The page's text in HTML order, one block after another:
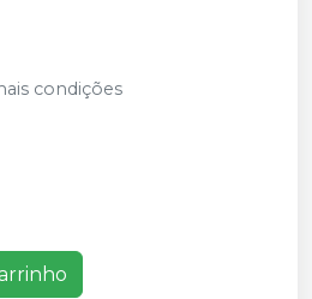
condições